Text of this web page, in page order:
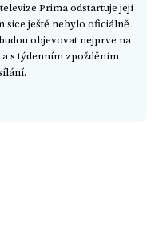
Prima odstartuje její
sice ještě nebylo oficiálně
objevovat nejprve na
s týdenním zpožděním